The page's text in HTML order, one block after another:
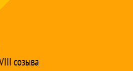
созыва